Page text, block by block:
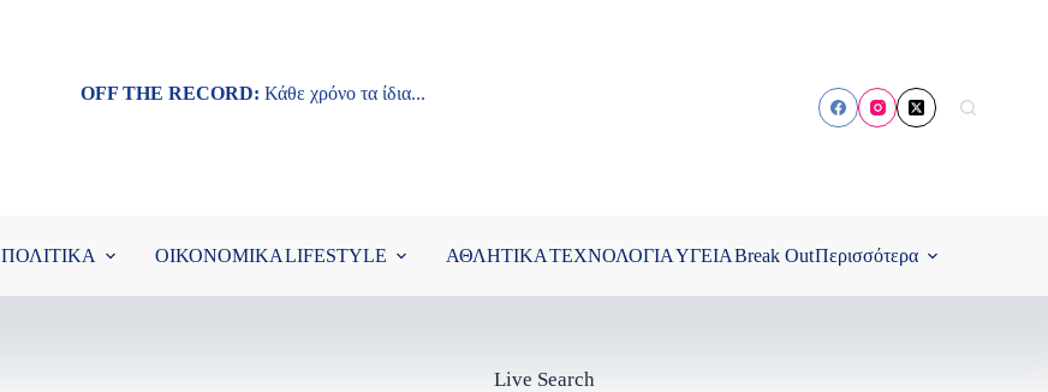
OFF THE RECORD: Κάθε χρόνο τα ίδια...
ΠΟΛΙΤΙΚΑ ΟΙΚΟΝΟΜΙΚΑLIFESTYLE ΑΘΛΗΤΙΚΑΤΕΧΝΟΛΟΓΙΑΥΓΕΙΑBreak OutΠερισσότερα
Live Search